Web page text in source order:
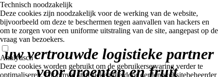
uw vertrouwde logistieke partner
voor groenten en fruit
Technisch noodzakelijk
Deze cookies zijn noodzakelijk voor de werking van de website,
bijvoorbeeld om deze te beschermen tegen aanvallen van hackers en
om te zorgen voor een uniforme uitstraling van de site, aangepast op de
vraag van bezoekers.
Analytisch
Deze cookies worden gebruikt om de gebruikerservaring verder te
optimaliseren. Dit omvat statistieken die door derden websitebeheerder